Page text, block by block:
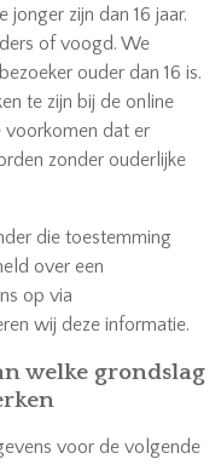
zijn dan 16 jaar.
of voogd. We
ouder dan 16 is.
te zijn bij de online
voorkomen dat er
zonder ouderlijke
die toestemming
over een
op via
wij deze informatie.
welke grondslag
voor de volgende